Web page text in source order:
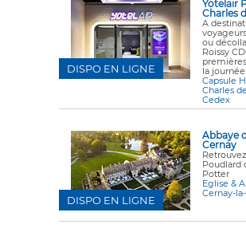
Yotelair
Charles
A
ou
Roissy
la journée.
Capsule
Charles
Cedex
DISPO EN LIGNE
Abbaye
Cernay
Poudlard
Potter
Eglise &
Cernay-
DISPO EN LIGNE